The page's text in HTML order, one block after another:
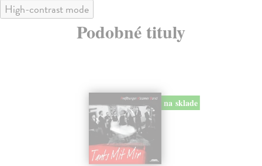
High-contrast mode
Podobné tituly
na sklade